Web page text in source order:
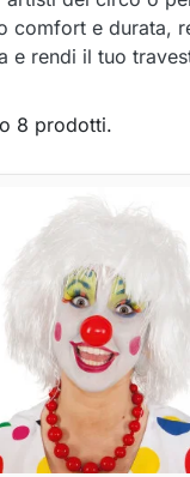
comfort e durata,
e rendi il tuo
8 prodotti.